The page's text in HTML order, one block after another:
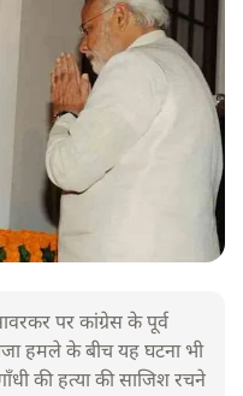
पर कांग्रेस के पूर्व
हमले के बीच यह घटना भी
की हत्या की साजिश रचने